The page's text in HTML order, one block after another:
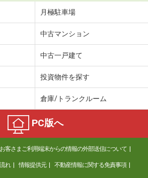
月極駐車場
中古マンション
中古一戸建て
投資物件を探す
倉庫/トランクルーム
PC版へ
お客さまご利用端末からの情報の外部送信について
れ 情報提供元 不動産情報に関する免責事項